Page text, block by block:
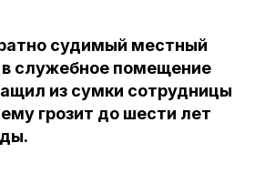
судимый местный
служебное помещение
из сумки сотрудницы
грозит до шести лет